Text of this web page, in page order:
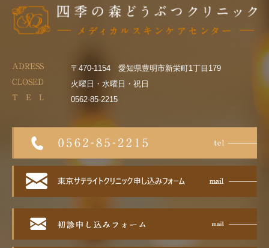
ADRESS 〒470-1154 愛知県豊明市新栄町1丁目179
CLOSED 火曜日・水曜日・祝日
T E L 0562-85-2215